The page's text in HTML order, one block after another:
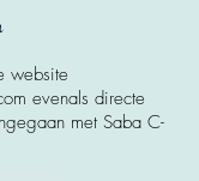
website
evenals directe
met Saba C-